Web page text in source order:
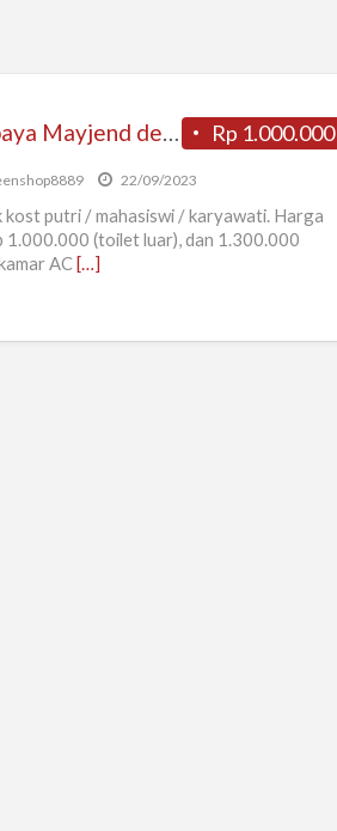
Rp 1.000.000
Kost Putri Surabaya Mayjend dekat ciputra world
22/09/2023
kost putri / mahasiswi / karyawati. Harga
1.000.000 (toilet luar), dan 1.300.000
AC[…]